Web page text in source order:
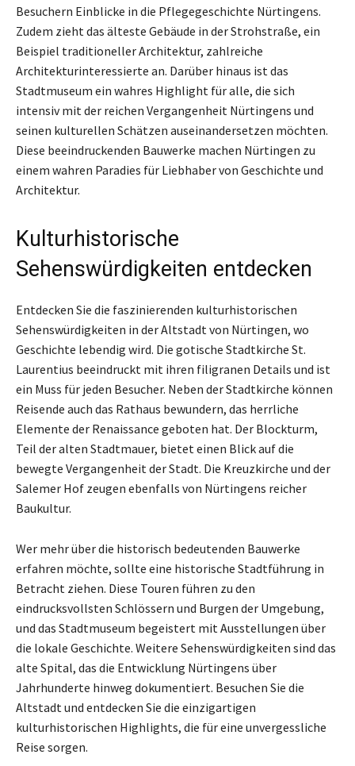
Besuchern Einblicke in die Pflegegeschichte Nürtingens.
Zudem zieht das älteste Gebäude in der Strohstraße, ein
Beispiel traditioneller Architektur, zahlreiche
Architekturinteressierte an. Darüber hinaus ist das
Stadtmuseum ein wahres Highlight für alle, die sich
intensiv mit der reichen Vergangenheit Nürtingens und
seinen kulturellen Schätzen auseinandersetzen möchten.
Diese beeindruckenden Bauwerke machen Nürtingen zu
einem wahren Paradies für Liebhaber von Geschichte und
Architektur.
Kulturhistorische
Sehenswürdigkeiten entdecken
Entdecken Sie die faszinierenden kulturhistorischen
Sehenswürdigkeiten in der Altstadt von Nürtingen, wo
Geschichte lebendig wird. Die gotische Stadtkirche St.
Laurentius beeindruckt mit ihren filigranen Details und ist
ein Muss für jeden Besucher. Neben der Stadtkirche können
Reisende auch das Rathaus bewundern, das herrliche
Elemente der Renaissance geboten hat. Der Blockturm,
Teil der alten Stadtmauer, bietet einen Blick auf die
bewegte Vergangenheit der Stadt. Die Kreuzkirche und der
Salemer Hof zeugen ebenfalls von Nürtingens reicher
Baukultur.
Wer mehr über die historisch bedeutenden Bauwerke
erfahren möchte, sollte eine historische Stadtführung in
Betracht ziehen. Diese Touren führen zu den
eindrucksvollsten Schlössern und Burgen der Umgebung,
und das Stadtmuseum begeistert mit Ausstellungen über
die lokale Geschichte. Weitere Sehenswürdigkeiten sind das
alte Spital, das die Entwicklung Nürtingens über
Jahrhunderte hinweg dokumentiert. Besuchen Sie die
Altstadt und entdecken Sie die einzigartigen
kulturhistorischen Highlights, die für eine unvergessliche
Reise sorgen.